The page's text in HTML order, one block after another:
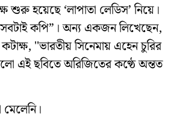
শুরু হয়েছে ‘লাপাতা লেডিস’ নিয়ে।
কপি”। অন্য একজন লিখেছেন,
''ভারতীয় সিনেমায় এহেন চুরির
এই ছবিতে অরিজিতের কণ্ঠে অন্তত